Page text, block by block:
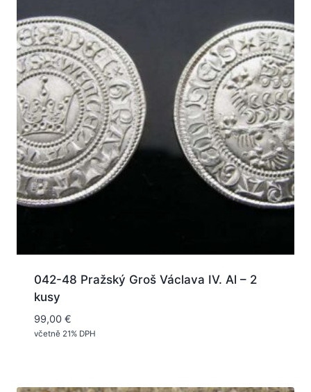
042-48 Pražský Groš Václava IV. Al – 2
kusy
99,00 €
včetně 21% DPH